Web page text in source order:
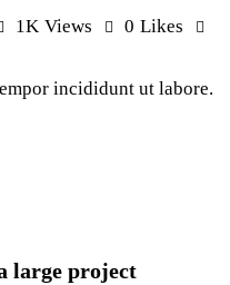
1K Views 0 Likes
incididunt ut labore.
large project